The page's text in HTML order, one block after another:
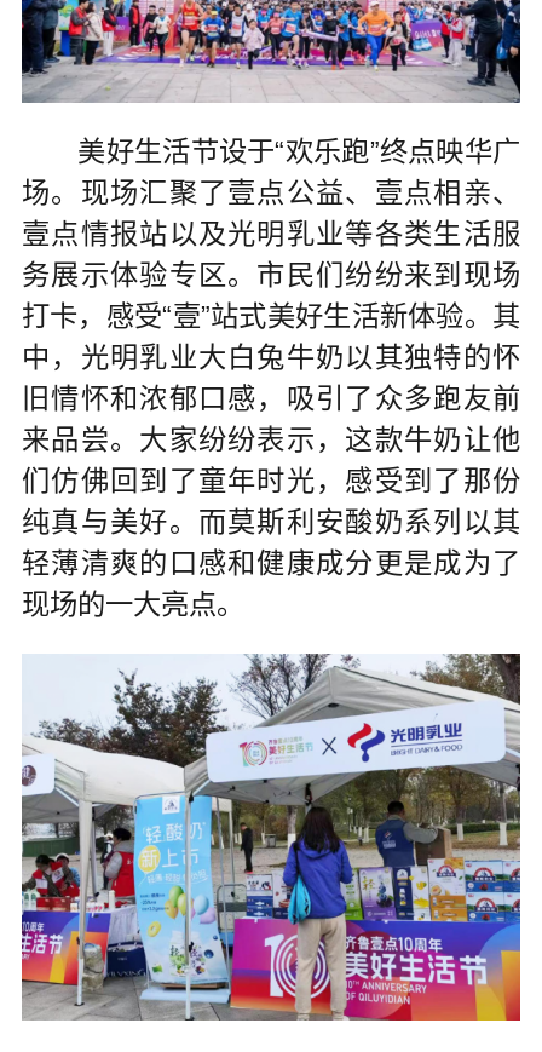
美好生活节设于“欢乐跑”终点映华广
场。现场汇聚了壹点公益、壹点相亲、
壹点情报站以及光明乳业等各类生活服
务展示体验专区。市民们纷纷来到现场
打卡，感受“壹”站式美好生活新体验。其
中，光明乳业大白兔牛奶以其独特的怀
旧情怀和浓郁口感，吸引了众多跑友前
来品尝。大家纷纷表示，这款牛奶让他
们仿佛回到了童年时光，感受到了那份
纯真与美好。而莫斯利安酸奶系列以其
轻薄清爽的口感和健康成分更是成为了
现场的一大亮点。